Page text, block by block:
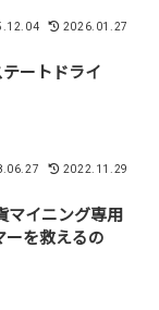
2026.01.27
ートドライ
2022.11.29
マイニング専用
ーを救えるの